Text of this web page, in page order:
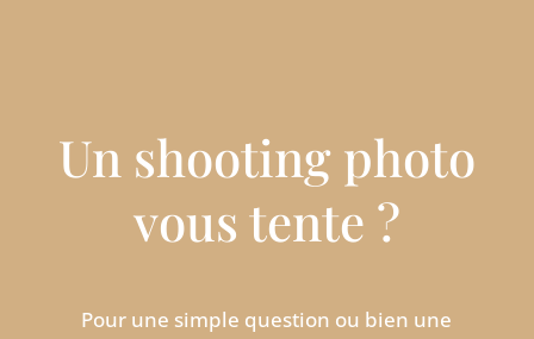
Un shooting photo
vous tente ?
Pour une simple question ou bien une